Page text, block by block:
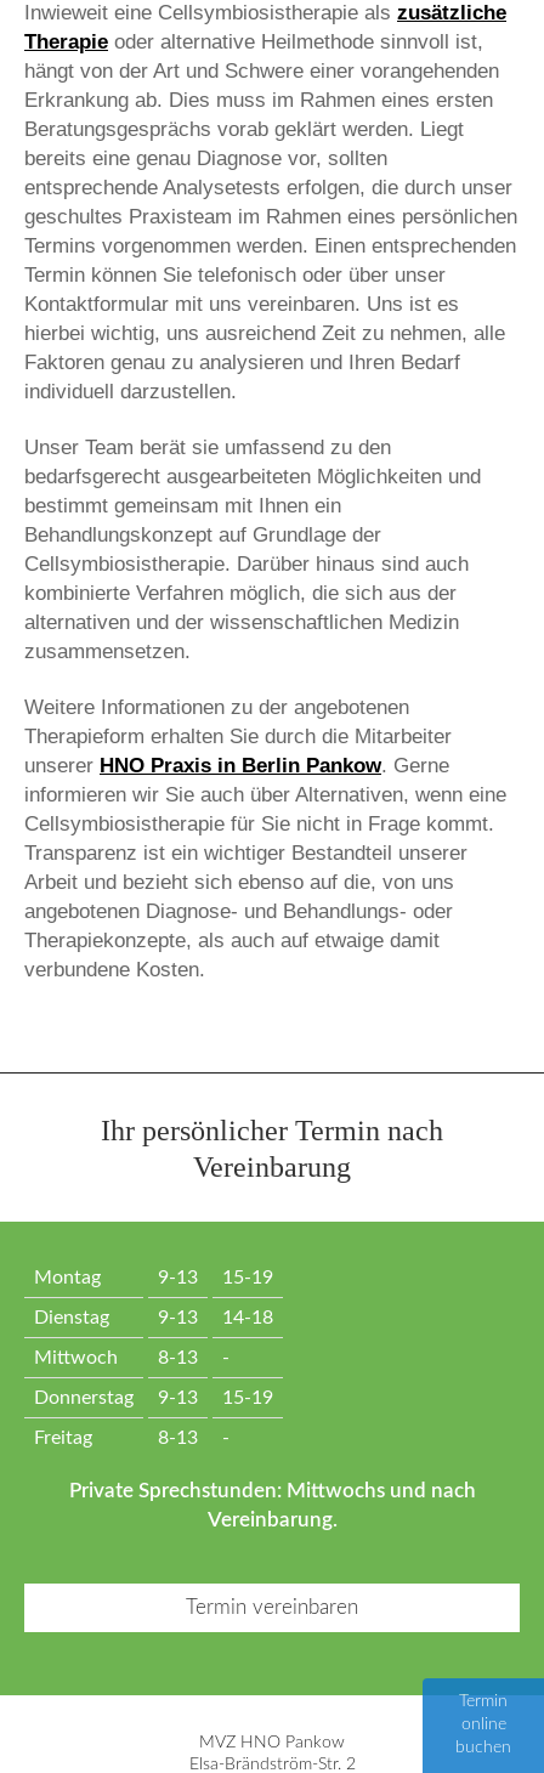
Inwieweit eine Cellsymbiosistherapie als zusätzliche
Therapie oder alternative Heilmethode sinnvoll ist,
hängt von der Art und Schwere einer vorangehenden
Erkrankung ab. Dies muss im Rahmen eines ersten
Beratungsgesprächs vorab geklärt werden. Liegt
bereits eine genau Diagnose vor, sollten
entsprechende Analysetests erfolgen, die durch unser
geschultes Praxisteam im Rahmen eines persönlichen
Termins vorgenommen werden. Einen entsprechenden
Termin können Sie telefonisch oder über unser
Kontaktformular mit uns vereinbaren. Uns ist es
hierbei wichtig, uns ausreichend Zeit zu nehmen, alle
Faktoren genau zu analysieren und Ihren Bedarf
individuell darzustellen.
Unser Team berät sie umfassend zu den
bedarfsgerecht ausgearbeiteten Möglichkeiten und
bestimmt gemeinsam mit Ihnen ein
Behandlungskonzept auf Grundlage der
Cellsymbiosistherapie. Darüber hinaus sind auch
kombinierte Verfahren möglich, die sich aus der
alternativen und der wissenschaftlichen Medizin
zusammensetzen.
Weitere Informationen zu der angebotenen
Therapieform erhalten Sie durch die Mitarbeiter
unserer HNO Praxis in Berlin Pankow. Gerne
informieren wir Sie auch über Alternativen, wenn eine
Cellsymbiosistherapie für Sie nicht in Frage kommt.
Transparenz ist ein wichtiger Bestandteil unserer
Arbeit und bezieht sich ebenso auf die, von uns
angebotenen Diagnose- und Behandlungs- oder
Therapiekonzepte, als auch auf etwaige damit
verbundene Kosten.
Ihr persönlicher Termin nach
Vereinbarung
Montag
Dienstag
Mittwoch
Donnerstag
Freitag
9-13
9-13
8-13
9-13
8-13
15-19
14-18
-
15-19
-
Private Sprechstunden: Mittwochs und nach
Vereinbarung.
Termin vereinbaren
MVZ HNO Pankow
Elsa-Brändström-Str. 2
Termin
online
buchen